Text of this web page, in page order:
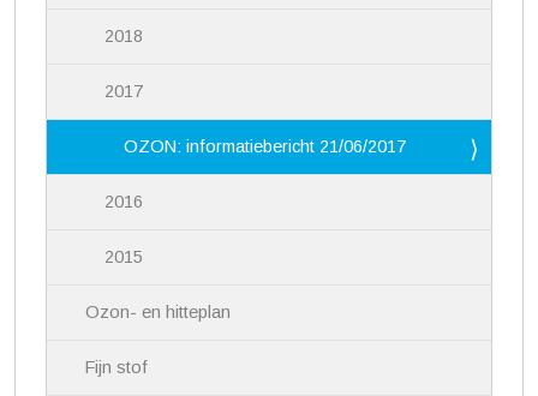
2018
2017
OZON: informatiebericht 21/06/2017
2016
2015
Ozon- en hitteplan
Fijn stof